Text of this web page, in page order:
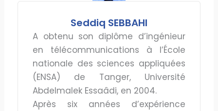
Seddiq SEBBAHI
A obtenu son diplôme d’ingénieur
en télécommunications à l’École
nationale des sciences appliquées
(ENSA) de Tanger, Université
Abdelmalek Essaâdi, en 2004.
Après six années d’expérience